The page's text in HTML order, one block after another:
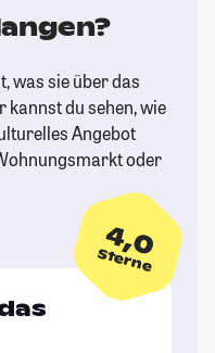
was sie über das
kannst du sehen, wie
Angebot
oder
4,0
Sterne